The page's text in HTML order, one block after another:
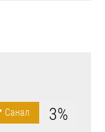
Санал 3%